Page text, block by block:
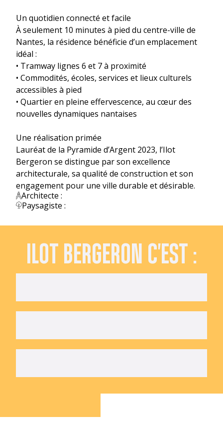
Un quotidien connecté et facile
À seulement 10 minutes à pied du centre-ville de
Nantes, la résidence bénéficie d’un emplacement
idéal :
• Tramway lignes 6 et 7 à proximité
• Commodités, écoles, services et lieux culturels
accessibles à pied
• Quartier en pleine effervescence, au cœur des
nouvelles dynamiques nantaises
Une réalisation primée
Lauréat de la Pyramide d’Argent 2023, l’Ilot
Bergeron se distingue par son excellence
architecturale, sa qualité de construction et son
engagement pour une ville durable et désirable.
Architecte :
Paysagiste :
ILOT BERGERON C'EST :